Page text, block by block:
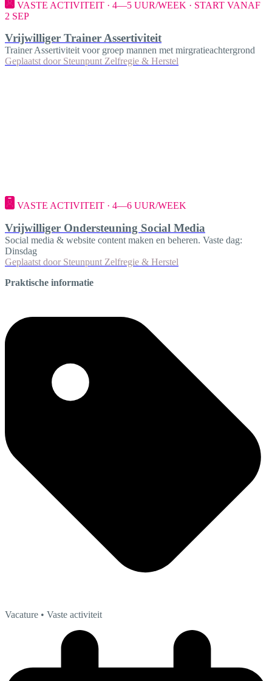
VASTE ACTIVITEIT · 4—5 UUR/WEEK · START VANAF
2 SEP
Vrijwilliger Trainer Assertiviteit
Trainer Assertiviteit voor groep mannen met mirgratieachtergrond
Geplaatst door Steunpunt Zelfregie & Herstel
VASTE ACTIVITEIT · 4—6 UUR/WEEK
Vrijwilliger Ondersteuning Social Media
Social media & website content maken en beheren. Vaste dag:
Dinsdag
Geplaatst door Steunpunt Zelfregie & Herstel
Praktische informatie
Vacature • Vaste activiteit